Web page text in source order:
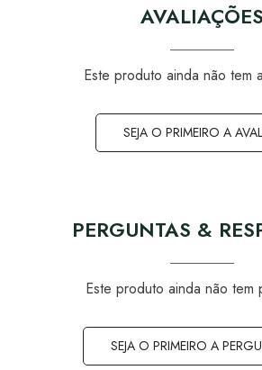
AVALIAÇÕES
Este produto ainda não tem
SEJA O PRIMEIRO A
PERGUNTAS &
Este produto ainda não tem
SEJA O PRIMEIRO A